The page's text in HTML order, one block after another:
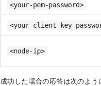
<your-pem-password>
<your-client-key-
<node-ip>
成功した場合の応答は次のよう